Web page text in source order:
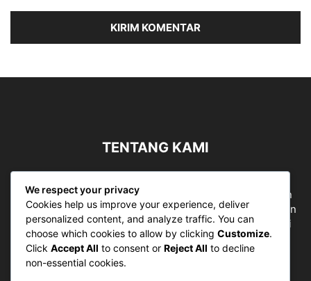
TENTANG KAMI
bergerak di ruang jurnalistik, sebagai entitas pemberian
ruang Publik, Media merupakan literasi mutlak diperlukan
sebagai kemampuan dasar berpikir kritis untuk hidup di
abad informasi.
Hubungi kami:
We respect your privacy
Cookies help us improve your experience, deliver
personalized content, and analyze traffic. You can
choose which cookies to allow by clicking Customize.
Click Accept All to consent or Reject All to decline
non-essential cookies.